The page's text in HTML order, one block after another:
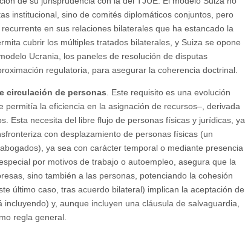
institucional, sino de comités diplomáticos conjuntos, pero
en sus relaciones bilaterales que ha estancado la
cubrir los múltiples tratados bilaterales, y Suiza se opone
Ucrania, los paneles de resolución de disputas
regulatoria, para asegurar la coherencia doctrinal.
circulación de personas . Este requisito es una evolución
la eficiencia en la asignación de recursos–, derivada
Esta necesita del libre flujo de personas físicas y jurídicas, ya
con desplazamiento de personas físicas (un
ya sea con carácter temporal o mediante presencia
por motivos de trabajo o autoempleo, asegura que la
sino también a las personas, potenciando la cohesión
último caso, tras acuerdo bilateral) implican la aceptación de
y, aunque incluyen una cláusula de salvaguardia,
regla general.